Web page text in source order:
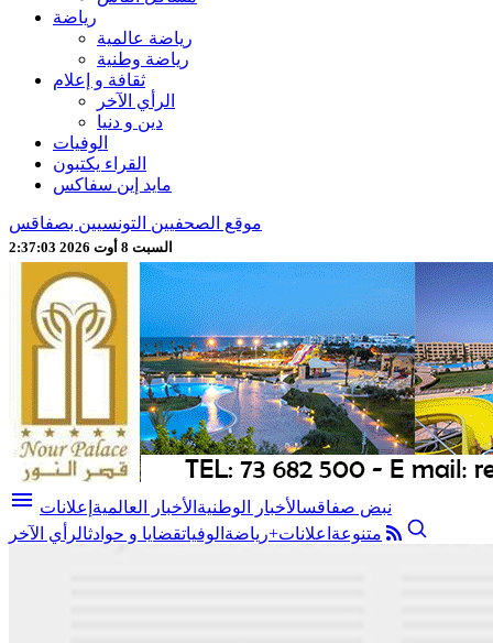
رياضة
رياضة عالمية
رياضة وطنية
ثقافة و إعلام
الرأي الآخر
دين و دنيا
الوفيات
القراء يكتبون
مايد إين سفاكس
موقع الصحفيين التونسيين بصفاقس
السبت 8 أوت 2026 2:37:05
menu نبض صفاقسالأخبار الوطنية الأخبار العالمية إعلانات
متنوعة اعلانات+رياضة الوفياتقضايا و حوادثالرأي الآخر